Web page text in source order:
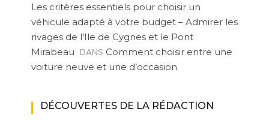
Les critères essentiels pour choisir un
véhicule adapté à votre budget – Admirer les
rivages de l'Ile de Cygnes et le Pont
Mirabeau DANS Comment choisir entre une
voiture neuve et une d’occasion
DÉCOUVERTES DE LA RÉDACTION